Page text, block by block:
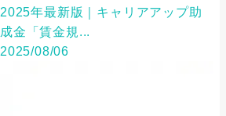
2025年最新版｜キャリアアップ助
成金「賃金規...
2025/08/06